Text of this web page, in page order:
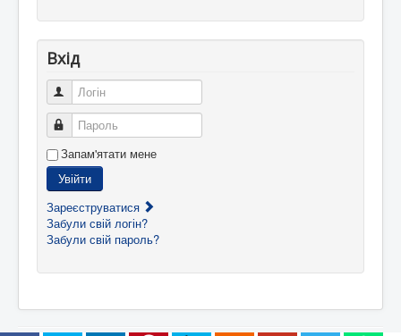
Вхід
Логін
Пароль
Запам'ятати мене
Увійти
Зареєструватися
Забули свій логін?
Забули свій пароль?